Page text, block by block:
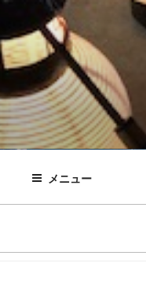
メニュー